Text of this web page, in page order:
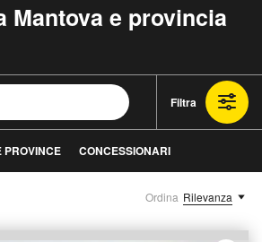
Mantova e provincia
Filtra
PROVINCE CONCESSIONARI
Ordina Rilevanza